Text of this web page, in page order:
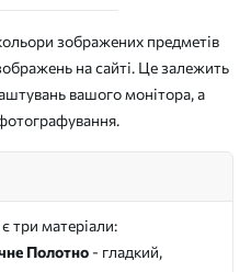
зображених предметів
на сайті. Це залежить
вашого монітора, а
три матеріали:
Полотно - гладкий,